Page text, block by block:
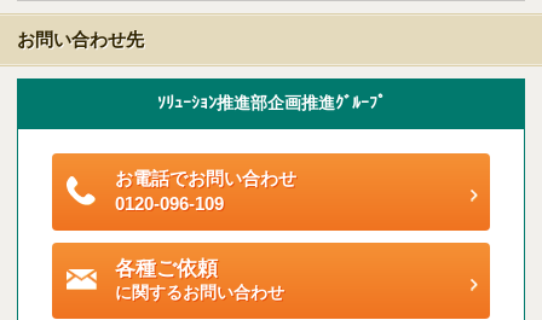
お問い合わせ先
ｿﾘｭｰｼｮﾝ推進部企画推進ｸﾞﾙｰﾌﾟ
お電話でお問い合わせ
0120-096-109
各種ご依頼
に関するお問い合わせ